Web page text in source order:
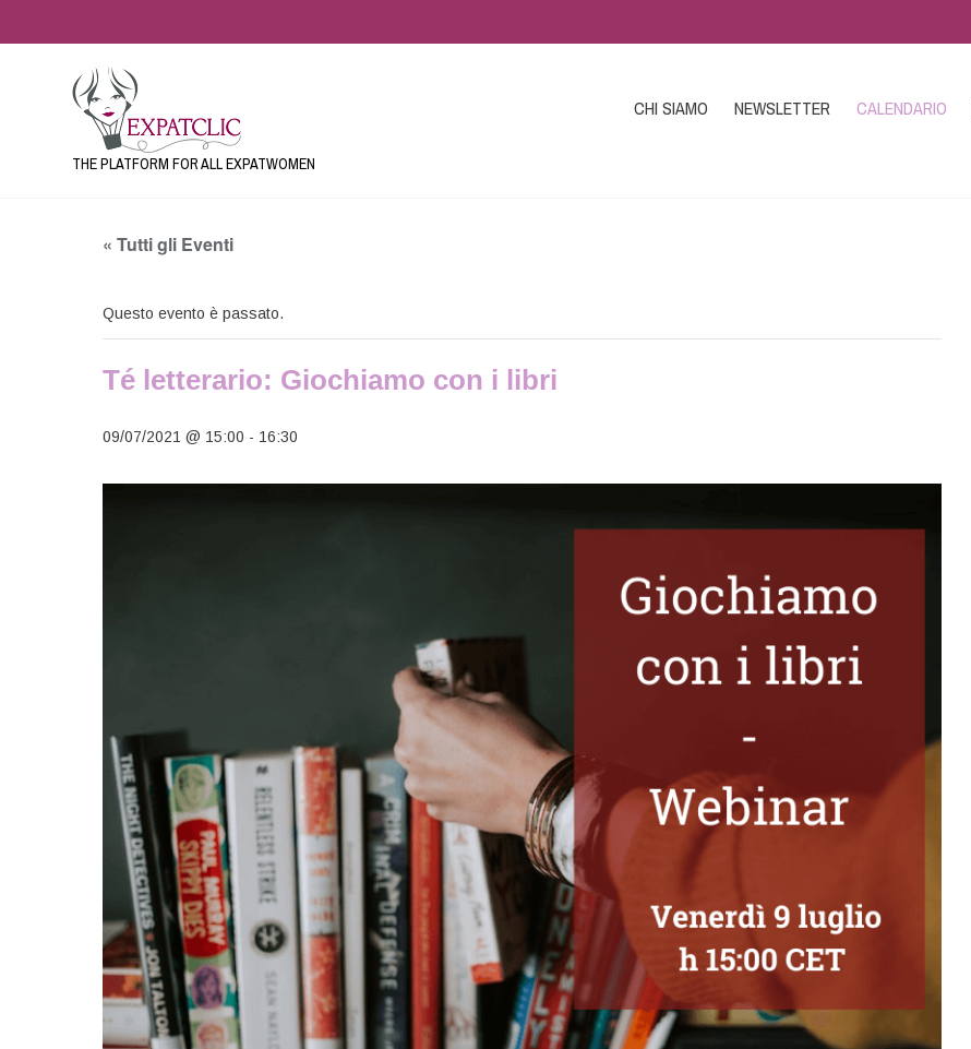
THE PLATFORM FOR ALL EXPATWOMEN
CHI SIAMO NEWSLETTER CALENDARIO
« Tutti gli Eventi
Questo evento è passato.
Té letterario: Giochiamo con i libri
09/07/2021 @ 15:00 - 16:30